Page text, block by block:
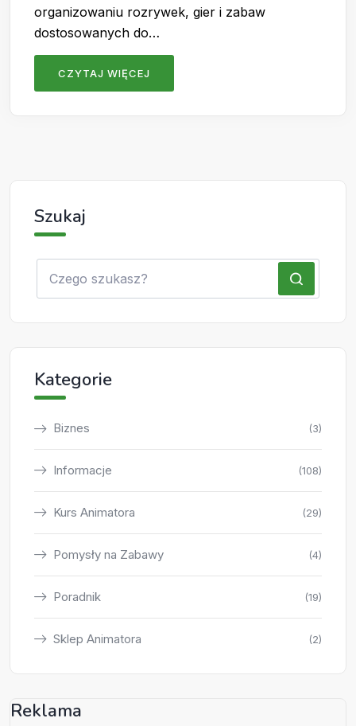
organizowaniu rozrywek, gier i zabaw
dostosowanych do…
CZYTAJ WIĘCEJ
Szukaj
Kategorie
Biznes (3)
Informacje (108)
Kurs Animatora (29)
Pomysły na Zabawy (4)
Poradnik (19)
Sklep Animatora (2)
Reklama